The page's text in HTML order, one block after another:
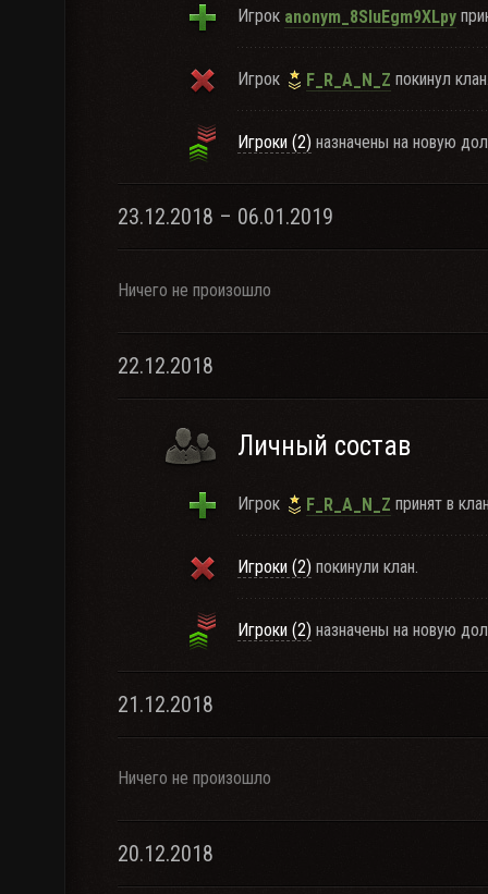
Игрок anonym_8SIuEgm9XLpy
Игрок F_R_A_N_Z покинул
Игроки (2) назначены на новую
23.12.2018 – 06.01.2019
Ничего не произошло
22.12.2018
Личный состав
Игрок F_R_A_N_Z принят в
Игроки (2) покинули клан.
Игроки (2) назначены на новую
21.12.2018
Ничего не произошло
20.12.2018